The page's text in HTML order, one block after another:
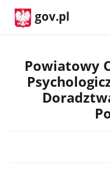
gov.pl
Powiatowy